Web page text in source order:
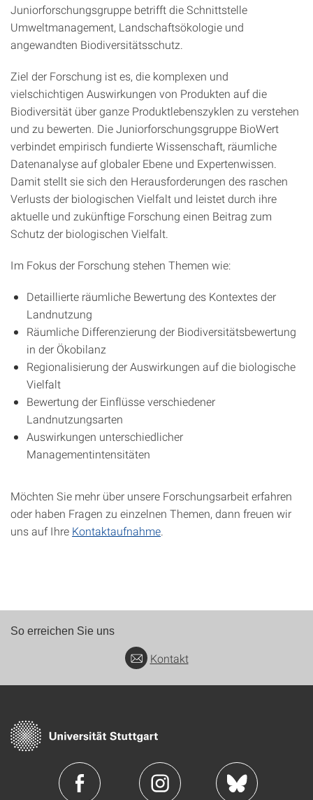
Juniorforschungsgruppe betrifft die Schnittstelle
Umweltmanagement, Landschaftsökologie und
angewandten Biodiversitätsschutz.
Ziel der Forschung ist es, die komplexen und
vielschichtigen Auswirkungen von Produkten auf die
Biodiversität über ganze Produktlebenszyklen zu verstehen
und zu bewerten. Die Juniorforschungsgruppe BioWert
verbindet empirisch fundierte Wissenschaft, räumliche
Datenanalyse auf globaler Ebene und Expertenwissen.
Damit stellt sie sich den Herausforderungen des raschen
Verlusts der biologischen Vielfalt und leistet durch ihre
aktuelle und zukünftige Forschung einen Beitrag zum
Schutz der biologischen Vielfalt.
Im Fokus der Forschung stehen Themen wie:
Detaillierte räumliche Bewertung des Kontextes der
Landnutzung
Räumliche Differenzierung der Biodiversitätsbewertung
in der Ökobilanz
Regionalisierung der Auswirkungen auf die biologische
Vielfalt
Bewertung der Einflüsse verschiedener
Landnutzungsarten
Auswirkungen unterschiedlicher
Managementintensitäten
Möchten Sie mehr über unsere Forschungsarbeit erfahren
oder haben Fragen zu einzelnen Themen, dann freuen wir
uns auf Ihre Kontaktaufnahme
So erreichen Sie uns
Kontakt